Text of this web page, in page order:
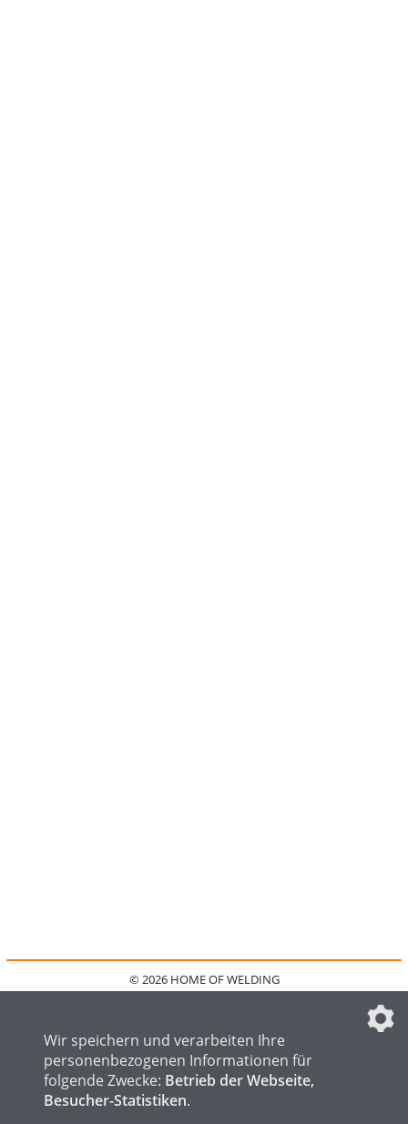
© 2026 HOME OF WELDING
IMPRESSUM
FAQ
DATENSCHUTZEINSTELLUNGEN
Wir speichern und verarbeiten Ihre
personenbezogenen Informationen für
folgende Zwecke: Betrieb der Webseite,
Besucher-Statistiken.